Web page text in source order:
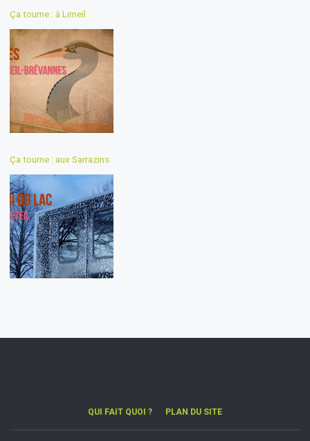
Ça tourne : à Limeil
Ça tourne : aux Sarrazins
QUI FAIT QUOI ? PLAN DU SITE